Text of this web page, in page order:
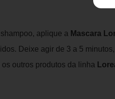
aplique a Mascara
Deixe agir de 3 a 5
outros produtos da linha